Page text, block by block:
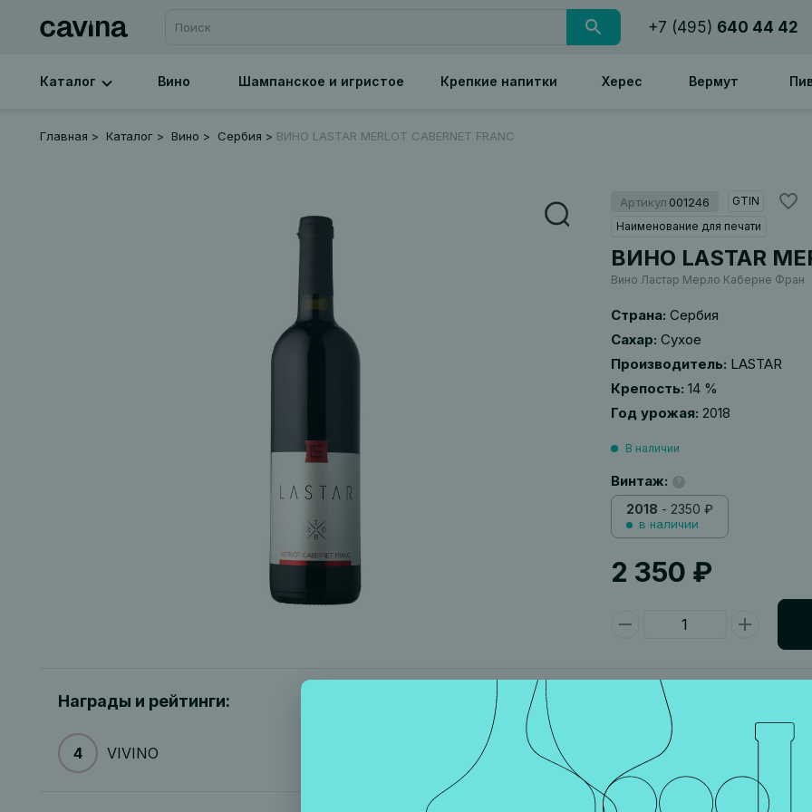
+7 (495) 640 44 42
Каталог Вино Шампанское и игристое Крепкие напитки Херес Вермут
Главная Каталог Вино Сербия ВИНО LASTAR MERLOT CABERNET FRANC
Артикул 001246 GTIN
Наименование для печати
ВИНО LASTAR
Вино Ластар Мерло Каберне Фран
Страна: Сербия
Сахар: Сухое
Производитель: LASTAR
Крепость: 14 %
Год урожая: 2018
В наличии
Винтаж: ?
2018 - 2350 ₽
в наличии
2 350 ₽
Награды и рейтинги:
4 VIVINO